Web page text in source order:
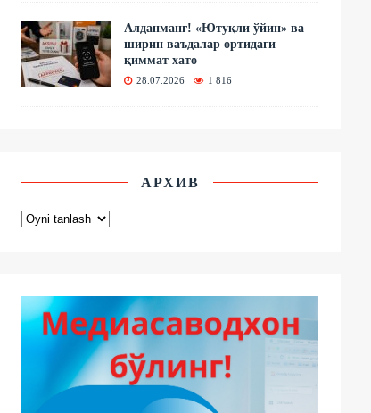
Алданманг! «Ютуқли ўйин» ва
ширин ваъдалар ортидаги
қиммат хато
28.07.2026 1 816
АРХИВ